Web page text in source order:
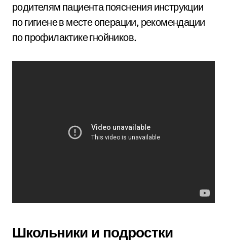
родителям пациента пояснения инструкции
по гигиене в месте операции, рекомендации
по профилактике гнойников.
Школьники и подростки